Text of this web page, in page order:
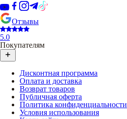
Отзывы
5.0
Покупателям
Дисконтная программа
Оплата и доставка
Возврат товаров
Публичная оферта
Политика конфиденциальности
Условия использования